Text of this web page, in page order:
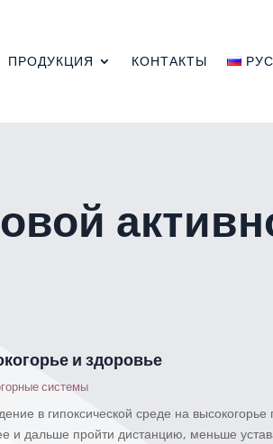
ПРОДУКЦИЯ КОНТАКТЫ
и здоровье
системы
в гипоксической среде на
и дальше пройти дистанцию, меньше